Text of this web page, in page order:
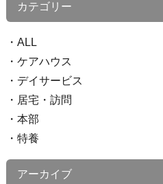
カテゴリー
ALL
ケアハウス
デイサービス
居宅・訪問
本部
特養
アーカイブ